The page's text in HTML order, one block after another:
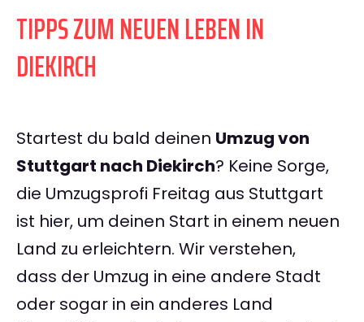
TIPPS ZUM NEUEN LEBEN IN
DIEKIRCH
Startest du bald deinen Umzug von
Stuttgart nach Diekirch? Keine Sorge,
die Umzugsprofi Freitag aus Stuttgart
ist hier, um deinen Start in einem neuen
Land zu erleichtern. Wir verstehen,
dass der Umzug in eine andere Stadt
oder sogar in ein anderes Land